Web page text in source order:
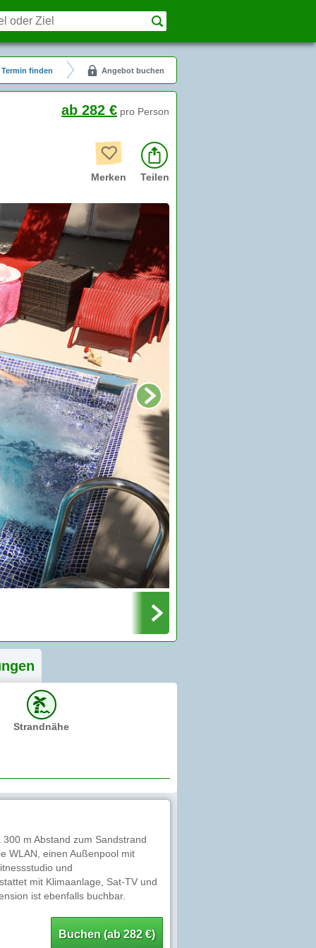
Termin finden Angebot buchen
ab 282 € pro Person
Merken Teilen
en
Strandnähe
m Abstand zum Sandstrand
WLAN, einen Außenpool mit
und
mit Klimaanlage, Sat-TV und
ist ebenfalls buchbar.
Buchen (ab 282 €)